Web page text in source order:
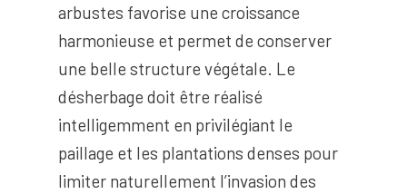
arbustes favorise une croissance
harmonieuse et permet de conserver
une belle structure végétale. Le
désherbage doit être réalisé
intelligemment en privilégiant le
paillage et les plantations denses pour
limiter naturellement l’invasion des